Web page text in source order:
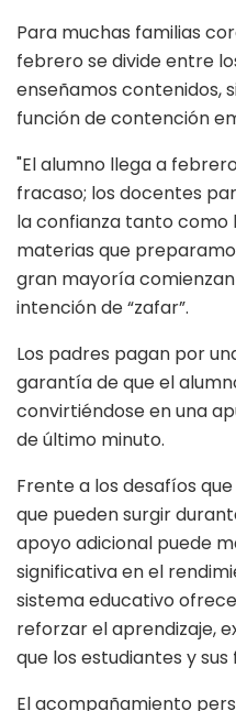
Para muchas familias
febrero se divide entre
enseñamos contenidos,
función de contención
"El alumno llega a
fracaso; los docentes
la confianza tanto como
materias que
gran mayoría
intención de “zafar”.
Los padres pagan por
garantía de que el
convirtiéndose en una
de último minuto.
Frente a los desafíos
que pueden surgir
apoyo adicional puede
significativa en el
sistema educativo
reforzar el aprendizaje,
que los estudiantes y
El acompañamiento